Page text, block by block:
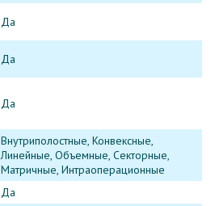
Да
Да
Да
Внутриполостные, Конвексные,
Линейные, Объемные, Секторные,
Матричные, Интраоперационные
Да